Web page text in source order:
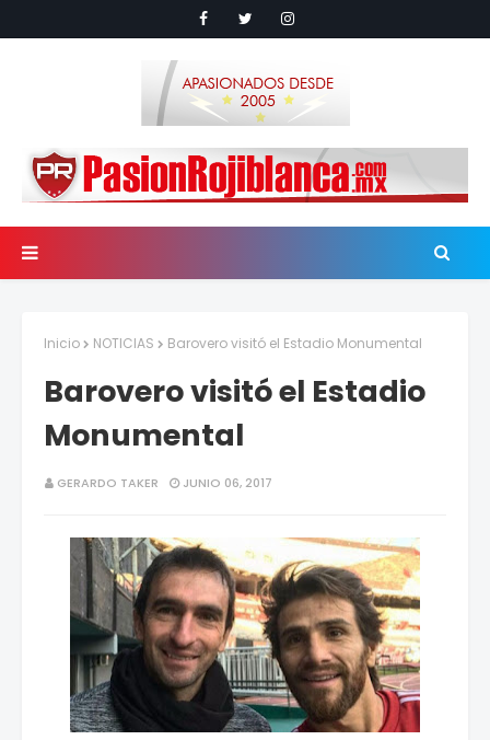
Inicio NOTICIAS Barovero visitó el Estadio Monumental
Barovero visitó el Estadio
Monumental
GERARDO TAKER JUNIO 06, 2017